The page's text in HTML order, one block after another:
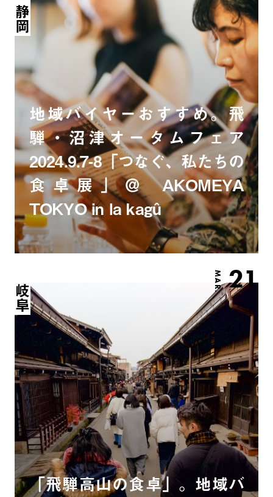
地域バイヤーおすすめ。飛
騨・沼津オータムフェア
2024.9.7-8「つなぐ、私たちの
食卓展」＠ AKOMEYA
TOKYO in la kagû
MAR. 21
岐阜
「飛騨高山の食卓」。地域バ